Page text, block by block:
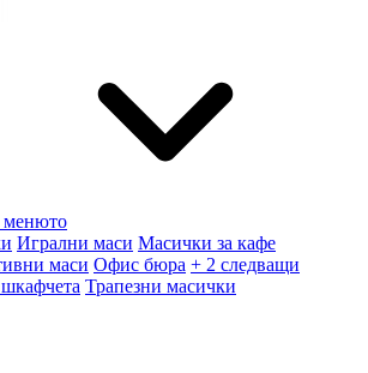
Игрални маси Масички за кафе
маси Офис бюра + 2 следващи
Трапезни масички